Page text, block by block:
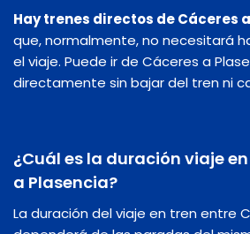
Hay trenes directos de Cáceres
que, normalmente, no necesitará
el viaje. Puede ir de Cáceres a
directamente sin bajar del tren ni
¿Cuál es la duración viaje
a Plasencia?
La duración del viaje en tren entre